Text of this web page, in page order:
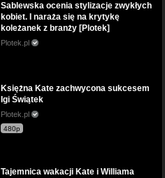
Sablewska ocenia stylizacje zwykłych
kobiet. I naraża się na krytykę
koleżanek z branży [Plotek]
Plotek.pl
Księżna Kate zachwycona sukcesem
Igi Świątek
Plotek.pl
480p
Tajemnica wakacji Kate i Williama